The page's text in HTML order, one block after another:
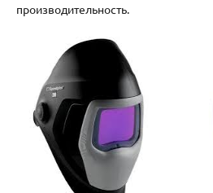
производительность.